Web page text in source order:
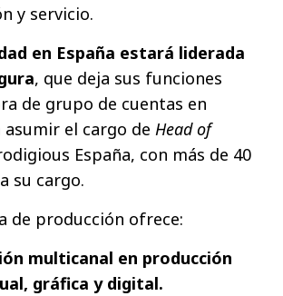
y servicio.
en España estará liderada
, que deja sus funciones
de grupo de cuentas en
el cargo de Head of
España, con más de 40
su cargo.
de producción ofrece:
multicanal en producción
gráfica y digital.